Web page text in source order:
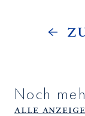
Noch
Alle